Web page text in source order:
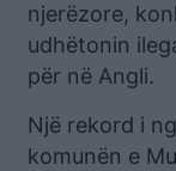
njerëzore,
udhëtonin
për në Angli.
Një rekord i
komunën e